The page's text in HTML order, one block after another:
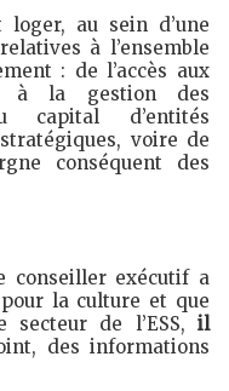
au sein d’une
à l’ensemble
: de l’accès aux
à la gestion des
capital d’entités
voire de
conséquent des
conseiller exécutif a
la culture et que
de l’ESS, il
des informations